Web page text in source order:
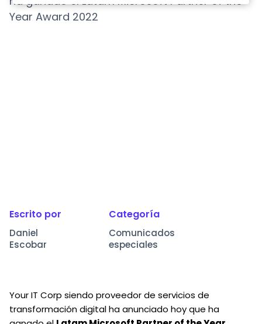
Year Award 2022
Escrito por
Daniel
Escobar
Categoría
Comunicados
especiales
Your IT Corp siendo proveedor de servicios de
transformación digital ha anunciado hoy que ha